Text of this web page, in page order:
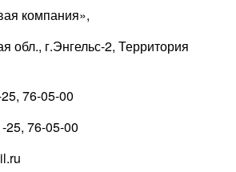
компания»,
обл., г.Энгельс-2, Территория
76-05-00
25, 76-05-00